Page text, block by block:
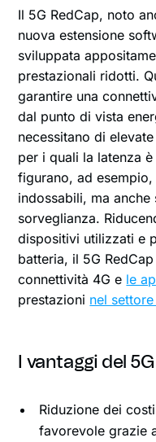
Il 5G RedCap, noto
nuova estensione
sviluppata
prestazionali ridotti.
garantire una
dal punto di vista
necessitano di
per i quali la latenza
figurano, ad
indossabili, ma
sorveglianza.
dispositivi utilizzati e
batteria, il 5G
connettività 4G e le
prestazioni nel settore
I vantaggi del
Riduzione dei
favorevole grazie